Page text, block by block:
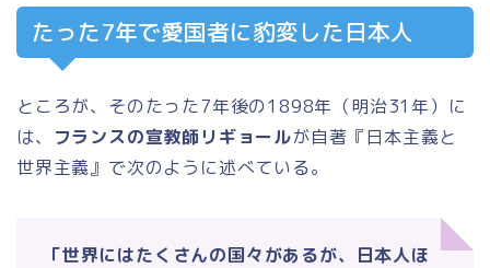
たった7年で愛国者に豹変した日本人
ところが、そのたった7年後の1898年（明治31年）に
は、
フランスの宣教師リギョールが自著『日本主義と
世界主義』で次のように述べている。
「世界にはたくさんの国々があるが、日本人ほ